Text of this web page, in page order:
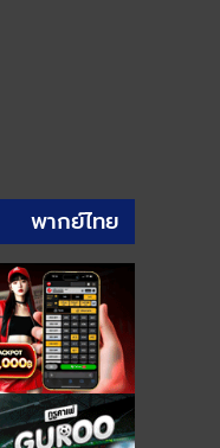
พากย์ไทย